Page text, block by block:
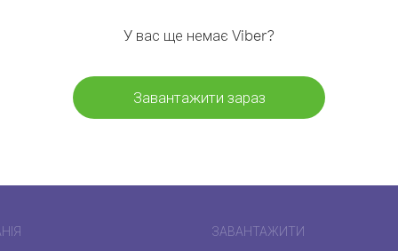
У вас ще немає Viber?
Завантажити зараз
ЗАВАНТАЖИТИ